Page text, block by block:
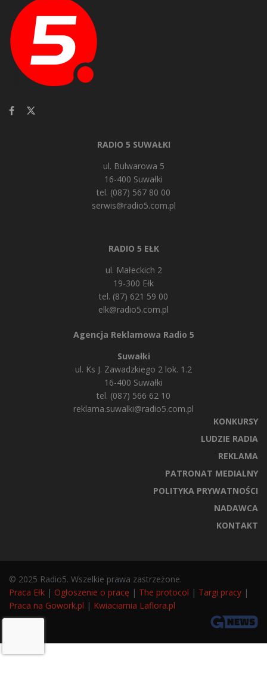
RADIO 5 SUWAŁKI
ul. Bulwarowa 5
16-400 Suwałki
tel. (087) 567 80 00
serwis@radio5.com.pl
RADIO 5 EŁK
ul. Małeckich 2
19-300 Ełk
tel. (87) 621 59 00
elk@radio5.com.pl
Agencja Reklamowa Radio 5
Suwałki
ul. Ks J. Zawadzkiego 2 lok. 1.2
16-400 Suwałki
tel. (087) 566 62 10
reklama.suwalki@radio5.com.pl
KONKURSY
LUDZIE RADIA
REKLAMA
PATRONAT MEDIALNY
POLITYKA PRYWATNOŚCI
NADAWCA
KONTAKT
© 2025 Radio5. Wszelkie prawa zastrzeżone.
Praca Ełk | Ogłoszenie o pracę | The protocol | Targi pracy |
Praca na Gowork.pl | Kwiaciarnia Laflora.pl